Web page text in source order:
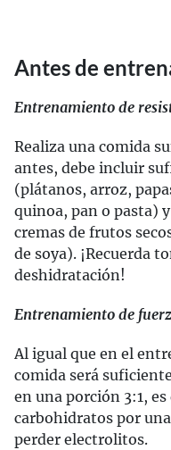
Antes de
Entrenamiento de
Realiza una comida
antes, debe incluir
(plátanos, arroz,
quinoa, pan o pasta)
cremas de frutos
de soya). ¡Recuerda
deshidratación!
Entrenamiento de
Al igual que en el
comida será
en una porción 3:1,
carbohidratos por
perder electrolitos.